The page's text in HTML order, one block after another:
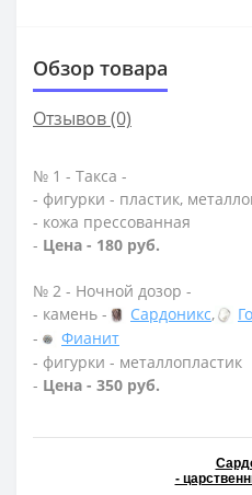
Обзор товара
Отзывов (0)
№ 1 - Такса -
- фигурки - пластик,
- кожа прессованная
- Цена - 180 руб.
№ 2 - Ночной дозор -
- камень -
Сардоникс,
-
Фианит
- фигурки - металлопластик
- Цена - 350 руб.
-